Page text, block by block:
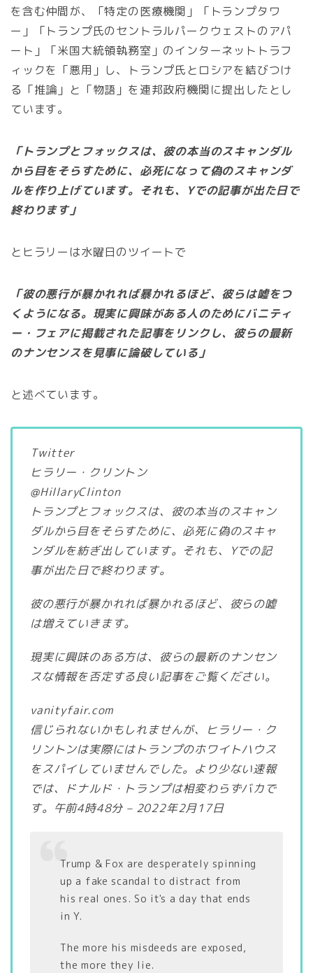
を含む仲間が、「特定の医療機関」「トランプタワ
ー」「トランプ氏のセントラルパークウェストのアパ
ート」「米国大統領執務室」のインターネットトラフ
ィックを「悪用」し、トランプ氏とロシアを結びつけ
る「推論」と「物語」を連邦政府機関に提出したとし
ています。
「トランプとフォックスは、彼の本当のスキャンダル
から目をそらすために、必死になって偽のスキャンダ
ルを作り上げています。それも、Yでの記事が出た日で
終わります」
とヒラリーは水曜日のツイートで
「彼の悪行が暴かれれば暴かれるほど、彼らは嘘をつ
くようになる。現実に興味がある人のためにバニティ
ー・フェアに掲載された記事をリンクし、彼らの最新
のナンセンスを見事に論破している」
と述べています。
Twitter
ヒラリー・クリントン
@HillaryClinton
トランプとフォックスは、彼の本当のスキャン
ダルから目をそらすために、必死に偽のスキャ
ンダルを紡ぎ出しています。それも、Yでの記
事が出た日で終わります。
彼の悪行が暴かれれば暴かれるほど、彼らの嘘
は増えていきます。
現実に興味のある方は、彼らの最新のナンセン
スな情報を否定する良い記事をご覧ください。
vanityfair.com
信じられないかもしれませんが、ヒラリー・ク
リントンは実際にはトランプのホワイトハウス
をスパイしていませんでした。より少ない速報
では、ドナルド・トランプは相変わらずバカで
す。午前4時48分 – 2022年2月17日
Trump & Fox are desperately spinning
up a fake scandal to distract from
his real ones. So it's a day that ends
in Y.
The more his misdeeds are exposed,
the more they lie.